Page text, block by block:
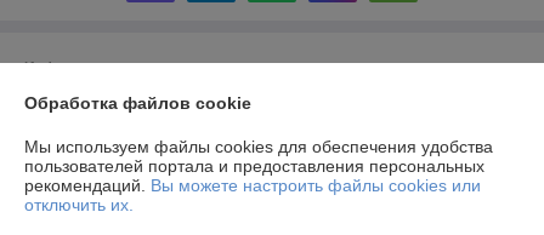
Информация для покупателя
Юридическое лицо:Частное производственно-торговое унитарное
223141, г. Логойск, ул. Тимчука, 11
Регистрационный номер ЕГР: 690844228
Обработка файлов cookie
Мы используем файлы cookies для обеспечения удобства
пользователей портала и предоставления персональных
рекомендаций. Вы можете настроить файлы cookies или
отключить их.